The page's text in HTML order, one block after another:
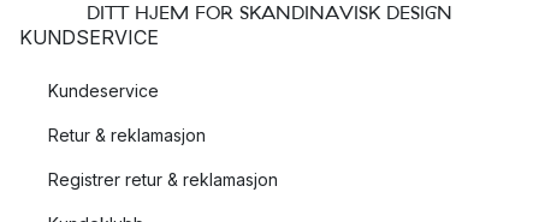
DITT HJEM FOR SKANDINAVISK DESIGN
KUNDSERVICE
Kundeservice
Retur & reklamasjon
Registrer retur & reklamasjon